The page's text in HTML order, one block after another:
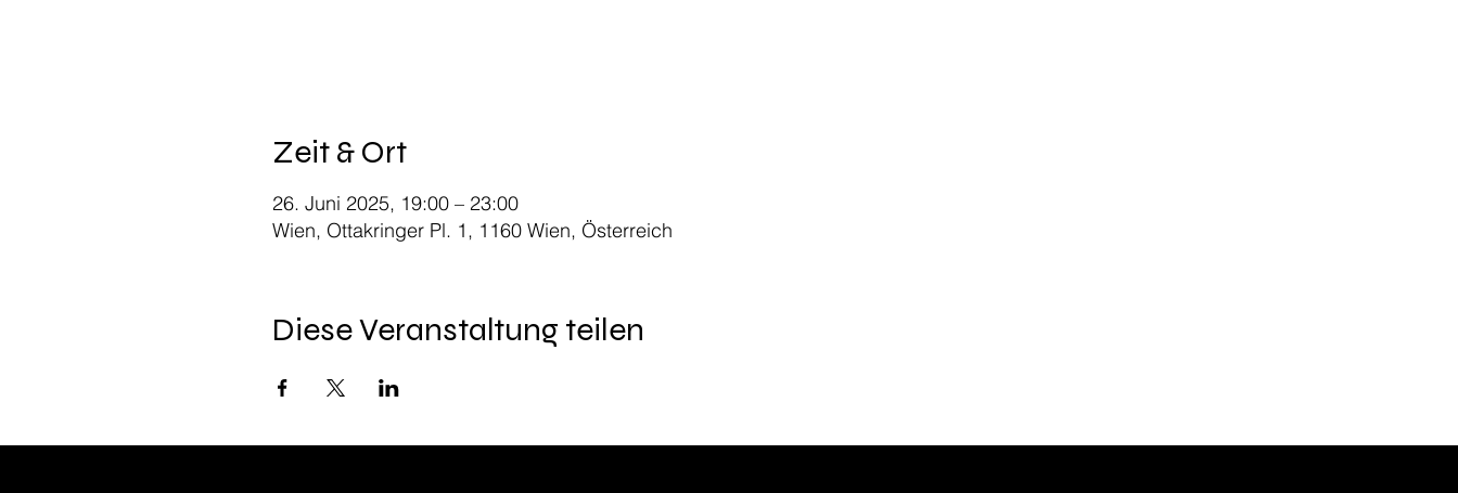
Zeit & Ort
26. Juni 2025, 19:00 – 23:00
Wien, Ottakringer Pl. 1, 1160 Wien, Österreich
Diese Veranstaltung teilen